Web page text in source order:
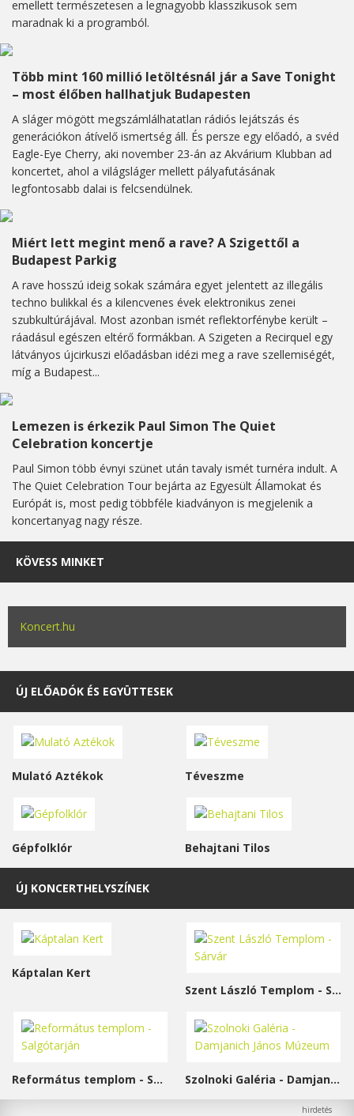
emellett természetesen a legnagyobb klasszikusok sem
maradnak ki a programból.
Több mint 160 millió letöltésnál jár a Save Tonight
– most élőben hallhatjuk Budapesten
A sláger mögött megszámlálhatatlan rádiós lejátszás és
generációkon átívelő ismertség áll. És persze egy előadó, a svéd
Eagle-Eye Cherry, aki november 23-án az Akvárium Klubban ad
koncertet, ahol a világsláger mellett pályafutásának
legfontosabb dalai is felcsendülnek.
Miért lett megint menő a rave? A Szigettől a
Budapest Parkig
A rave hosszú ideig sokak számára egyet jelentett az illegális
techno bulikkal és a kilencvenes évek elektronikus zenei
szubkultúrájával. Most azonban ismét reflektorfénybe került –
ráadásul egészen eltérő formákban. A Szigeten a Recirquel egy
látványos újcirkuszi előadásban idézi meg a rave szellemiségét,
míg a Budapest...
Lemezen is érkezik Paul Simon The Quiet
Celebration koncertje
Paul Simon több évnyi szünet után tavaly ismét turnéra indult. A
The Quiet Celebration Tour bejárta az Egyesült Államokat és
Európát is, most pedig többféle kiadványon is megjelenik a
koncertanyag nagy része.
KÖVESS MINKET
Koncert.hu
ÚJ ELŐADÓK ÉS EGYÜTTESEK
Mulató Aztékok Téveszme
Gépfolklór Behajtani Tilos
ÚJ KONCERTHELYSZÍNEK
Káptalan Kert
Szent László Templom - Sárvár
Református templom - Salgótarján Szolnoki Galéria - Damjanich János Múzeum